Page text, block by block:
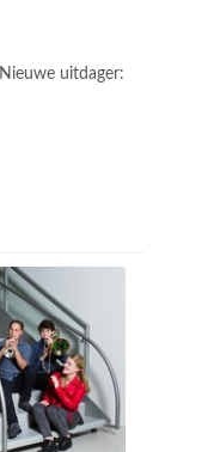
Nieuwe uitdager: